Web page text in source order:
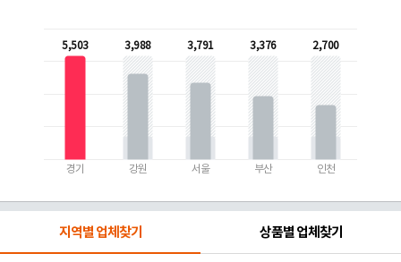
5,503
경기
3,988
강원
3,791
서울
3,376
부산
2,700
인천
지역별 업체찾기 상품별 업체찾기